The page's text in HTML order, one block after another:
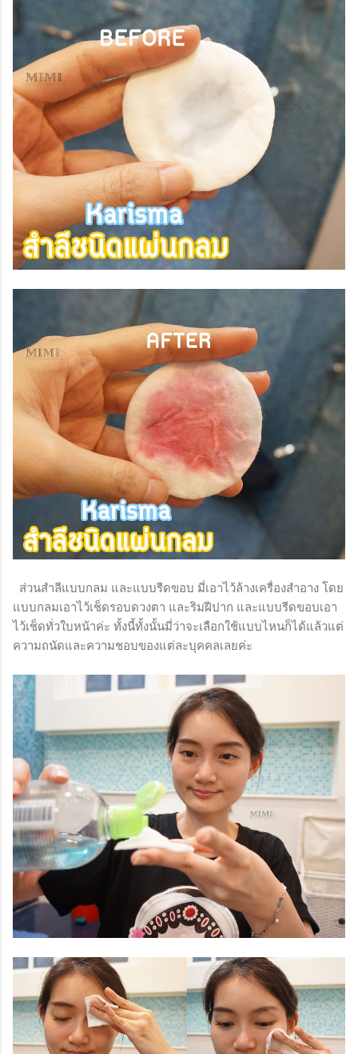
ส่วนสำลีแบบกลม และแบบรีดขอบ มี่เอาไว้ล้างเครื่องสำอาง โดย
แบบกลมเอาไว้เช็ดรอบดวงตา และริมฝีปาก และแบบรีดขอบเอา
ไว้เช็ดทั่วใบหน้าค่ะ ทั้งนี้ทั้งนั้นมี่ว่าจะเลือกใช้แบบไหนก็ได้แล้วแต่
ความถนัดและความชอบของแต่ละบุคคลเลยค่ะ